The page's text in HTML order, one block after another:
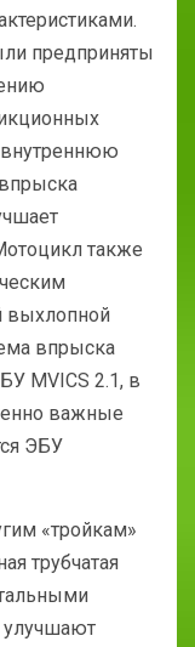
предприняты
внутреннюю
также
выхлопной
впрыска
MVICS 2.1, в
важные
ЭБУ
«тройкам»
трубчатая
улучшают